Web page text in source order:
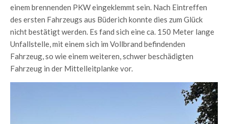
einem brennenden PKW eingeklemmt sein. Nach Eintreffen
des ersten Fahrzeugs aus Büderich konnte dies zum Glück
nicht bestätigt werden. Es fand sich eine ca. 150 Meter lange
Unfallstelle, mit einem sich im Vollbrand befindenden
Fahrzeug, so wie einem weiteren, schwer beschädigten
Fahrzeug in der Mittelleitplanke vor.